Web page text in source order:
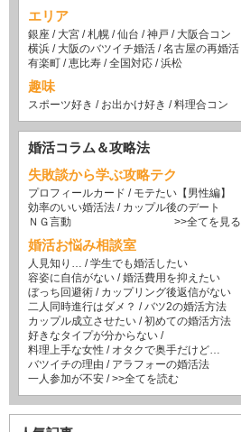
エリア
銀座 / 大宮 /札幌 /仙台 /神戸 / 大阪合コン
横浜 / 大阪のバツイチ婚活 /名古屋の再婚活
有楽町 /恵比寿 /全国対応 /浜松
趣味
スポーツ好き / お出かけ好き /料理合コン
婚活コラム＆攻略法
失敗談から学ぶ攻略テク
プロフィールカード / モテたい【男性編】
効率のいい婚活法 / カップル後のデート
ＮＧ言動
>>全てを見る
婚活お悩み相談室
人見知り… /学生でも婚活したい
容姿に自信がない /婚活費用を抑えたい
ぼっち回避術 / カップリング後返信がない
二人同時進行はダメ？ /バツ2の婚活方法
カップル成立させたい /初めての婚活方法
好きなタイプが分からない /
料理上手な女性 / オタクで奥手だけど…
バツイチの理由 / アラフォーの婚活法
一人参加が不安 />>全てを読む